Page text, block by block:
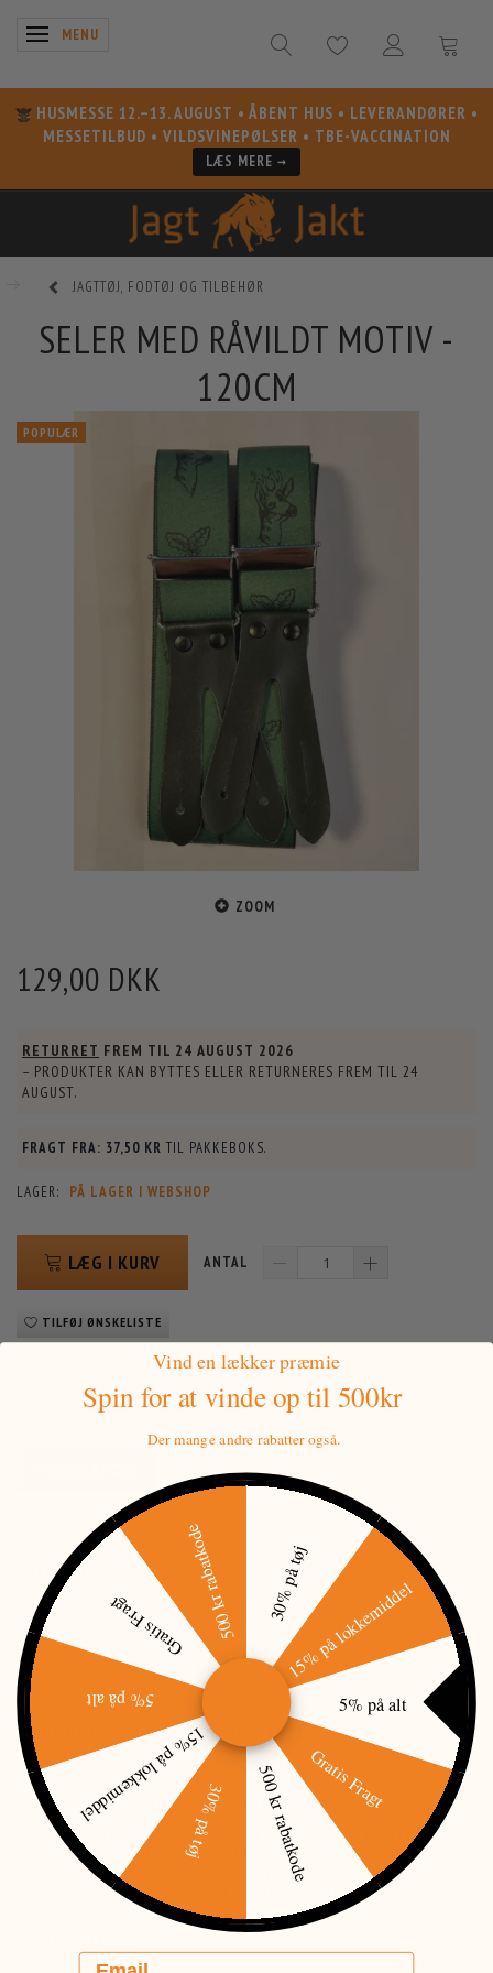
SKIFTE NAVIGATION
MENU
HUSMESSE 12.–13. AUGUST • ÅBENT HUS • LEVERANDØRER •
MESSETILBUD • VILDSVINEPØLSER • TBE-VACCINATION
LÆS MERE →
JAGTTØJ, FODTØJ OG TILBEHØR
SELER MED RÅVILDT MOTIV -
120CM
POPULÆR
ZOOM
129,00 DKK
RETURRET FREM TIL 24 AUGUST 2026
– PRODUKTER KAN BYTTES ELLER RETURNERES FREM TIL 24
AUGUST.
FRAGT FRA: 37,50 KR TIL PAKKEBOKS.
LAGER: PÅ LAGER I WEBSHOP
LÆG I KURV ANTAL
TILFØJ ØNSKELISTE
Mere information
BESKRIVELSE
Seler med jagtmotiv - Råvildt hoved motiv.
Elastik seler med fastmontering i knapper på bukser.
Længde 120 cm, elastikbredde 3,5cm
FORBEHOLD FOR PRODUKTINFORMATION
OVENSTÅENDE INFORMATIONER OG SPECIFIKATIONER KAN LØBENDE
ÆNDRES. I TILFÆLDE AF TRYKFEJL VEDRØRENDE PRIS ELLER UDSOLGTE
VARER BESTRÆBER VI OS PÅ HURTIGST MULIGT AT OPDATERE SIDEN.
HVIS EN PRIS ER ÅBENLYST FORKERT, ER JAGT-JAKT IKKE FORPLIGTET TIL
AT LEVERE DET PÅGÆLDENDE PRODUKT TIL DEN FORKERTE PRIS. ENKELTE
TEKSTER KAN VÆRE AUTOGENEREREDE ELLER MASKINOVERSATTE, OG DER
KAN DERFOR FOREKOMME TEKSTER, SOM VIRKER MISVISENDE.
Vind en lækker præmie
Spin for at vindeop til 500kr
Der mange andre rabatter også.
30% på tøj
15% på lokkemiddel
5% på alt
Gratis Fragt
500 kr rabatkode
30% på tøj
15% på lokkemiddel
5% på alt
Gratis Fragt500 kr rabatkode
Email